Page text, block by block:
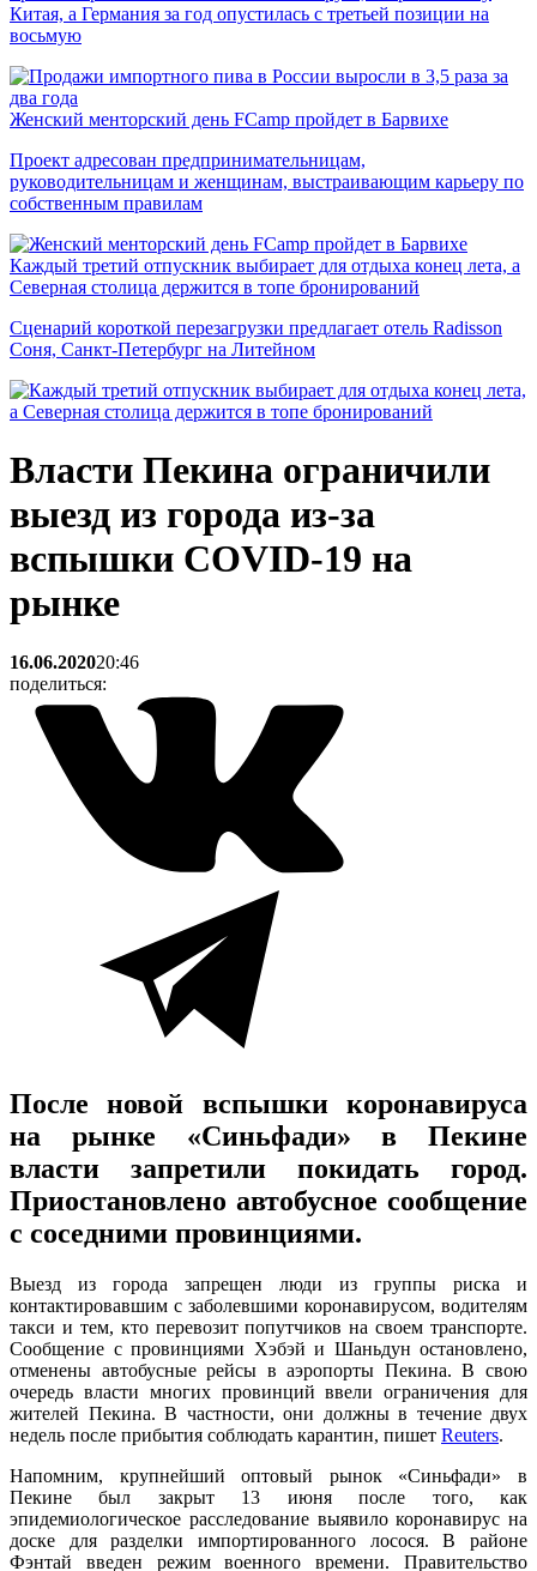
Китая, а Германия за год опустилась с третьей позиции на
восьмую
Женский менторский день FCamp пройдет в Барвихе
Проект адресован предпринимательницам,
руководительницам и женщинам, выстраивающим карьеру по
собственным правилам
Каждый третий отпускник выбирает для отдыха конец лета, а
Северная столица держится в топе бронирований
Сценарий короткой перезагрузки предлагает отель Radisson
Соня, Санкт-Петербург на Литейном
Власти Пекина ограничили
выезд из города из-за
вспышки COVID-19 на
рынке
16.06.202020:46
поделиться:
После новой вспышки коронавируса
на рынке «Синьфади» в Пекине
власти запретили покидать город.
Приостановлено автобусное сообщение
с соседними провинциями.
Выезд из города запрещен люди из группы риска и
контактировавшим с заболевшими коронавирусом, водителям
такси и тем, кто перевозит попутчиков на своем транспорте.
Сообщение с провинциями Хэбэй и Шаньдун остановлено,
отменены автобусные рейсы в аэропорты Пекина. В свою
очередь власти многих провинций ввели ограничения для
жителей Пекина. В частности, они должны в течение двух
недель после прибытия соблюдать карантин, пишет Reuters.
Напомним, крупнейший оптовый рынок «Синьфади» в
Пекине был закрыт 13 июня после того, как
эпидемиологическое расследование выявило коронавирус на
доске для разделки импортированного лосося. В районе
Фэнтай введен режим военного времени. Правительство